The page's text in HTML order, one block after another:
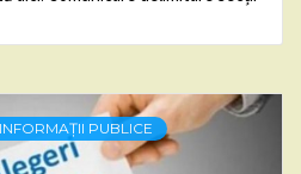
INFORMAȚII PUBLICE